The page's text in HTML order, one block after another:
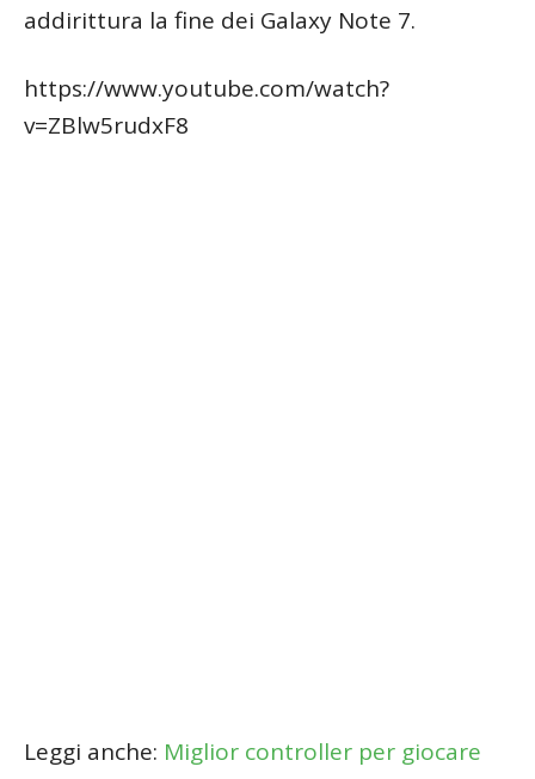
addirittura la fine dei Galaxy Note 7.
https://www.youtube.com/watch?
v=ZBlw5rudxF8
Leggi anche: Miglior controller per giocare